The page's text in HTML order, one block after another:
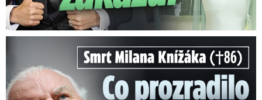
Smrt Milana Knížáka (†86): Co prozradilo neobvyklé parte?